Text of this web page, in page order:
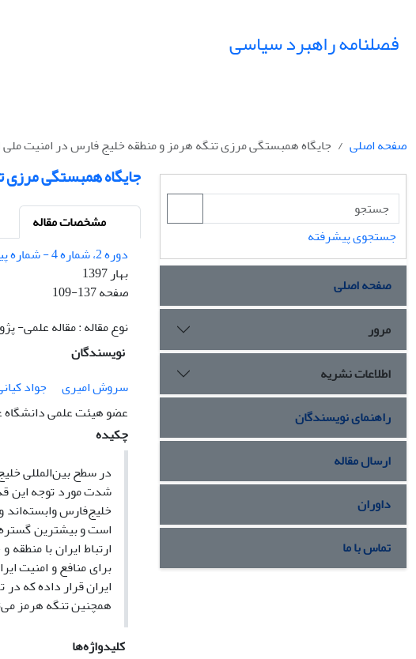
فصلنامه راهبرد سیاسی
صفحه اصلی جایگاه همبستگی مرزی تنگه هرمز و منطقه خلیج فارس در امنیت
جایگاه همبستگی مرزی
مشخصات مقاله
دوره 2، شماره 4 - شماره پیاپی 4
بهار 1397
صفحه109-137
نوع مقاله : مقاله علمی-
نویسندگان
سروش امیری
جواد
عضو هیئت‌ علمی دانشگاه
چکیده
در سطح بین‌المللی
‌شدت مورد توجه این
خلیج‌فارس وابسته‌اند
است و بیشترین گستره
ارتباط ایران با
برای منافع و امنیت
ایران قرار داده که
همچنین تنگه هرمز
کلیدواژه‌ها
جستجوی پیشرفته
صفحه اصلی
مرور
اطلاعات نشریه
راهنمای نویسندگان
ارسال مقاله
داوران
تماس با ما